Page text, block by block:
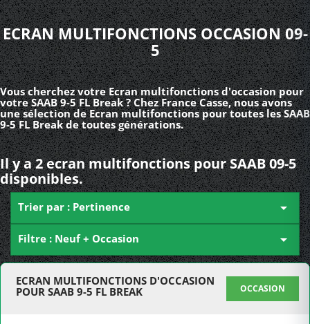
ECRAN MULTIFONCTIONS OCCASION 09-
5
Vous cherchez votre Ecran multifonctions d'occasion pour
votre SAAB 9-5 FL Break ? Chez France Casse, nous avons
une sélection de Ecran multifonctions pour toutes les SAAB
9-5 FL Break de toutes générations.
Il y a 2 ecran multifonctions pour SAAB 09-5
disponibles.
Trier par : Pertinence 
Filtre : Neuf + Occasion 
ECRAN MULTIFONCTIONS D'OCCASION
POUR SAAB 9-5 FL BREAK
OCCASION